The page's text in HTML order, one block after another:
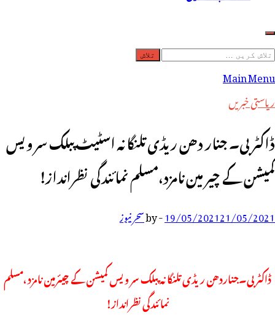
تلاش
کریں
برائے:
Main Menu
ریاستی خبریں
ڈاکٹر بی۔ جنار دھن ر یڈی تلنگانہ اسٹیٹ پبلک سر ویس
کمیشن کے چیر مین نامزد،مسلم نمائندگی نظرانداز!
19/05/202121/05/2021
-
byسحر نیوز
ڈاکٹر بی۔جناردھن ریڈی تلنگانہ پبلک سر ویس کمیشن کے چیئرمین نامزد ،مسلم
نمائندگی نظرانداز!